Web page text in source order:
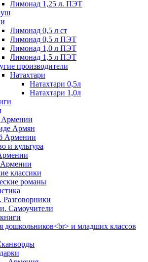
Лимонад 1,25 л. ПЭТ
Лимонад 0,5 л ст
Лимонад 0,5 л ПЭТ
Лимонад 1,0 л ПЭТ
Лимонад 1,5 л ПЭТ
производители
Натахтари
Натахтари 0,5л
Натахтари 1,0л
Армении
Армян
Армении
и культура
классики
романы
Разговорники
Самоучители
дошкольников<br> и младших классов